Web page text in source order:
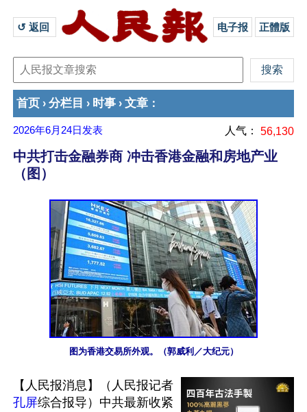
↺ 返回 电子报 正體版
首页 › 分栏目 › 时事 › 文章 ：
2026年6月24日 发表 人气： 56,130
中共打击金融券商 冲击香港金融和房地产业
（图）
图为香港交易所外观。（郭威利／大纪元）
【人民报消息】（人民报记者
孔屏综合报导）中共最新收紧